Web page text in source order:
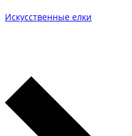
Искусственные елки